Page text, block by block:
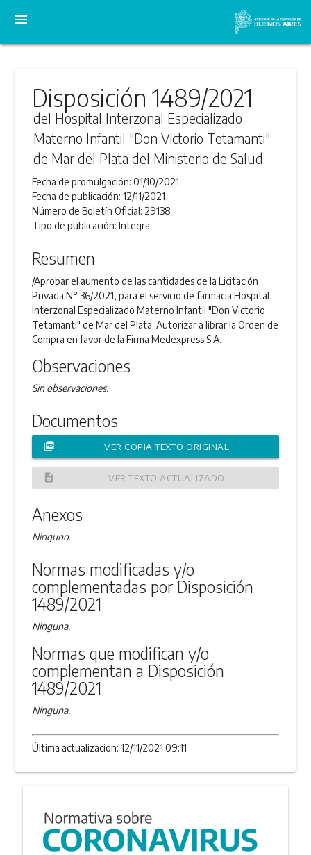
menu
Disposición 1489/2021
del Hospital Interzonal Especializado
Materno Infantil "Don Victorio Tetamanti"
de Mar del Plata del Ministerio de Salud
Fecha de promulgación:01/10/2021
Fecha de publicación:12/11/2021
Número de Boletín Oficial: 29138
Tipo de publicación:Integra
Resumen
/Aprobar el aumento de las cantidades de la Licitación
Privada N° 36/2021, para el servicio de farmacia Hospital
Interzonal Especializado Materno Infantil "Don Victorio
Tetamanti" de Mar del Plata. Autorizar a librar la Orden de
Compra en favor de la Firma Medexpress S.A.
Observaciones
Sin observaciones.
Documentos
picture_as_pdf VER COPIA TEXTO ORIGINAL
description VER TEXTO ACTUALIZADO
Anexos
Ninguno.
Normas modificadas y/o
complementadas por Disposición
1489/2021
Ninguna.
Normas que modifican y/o
complementan a Disposición
1489/2021
Ninguna.
Última actualizacion: 12/11/2021 09:11